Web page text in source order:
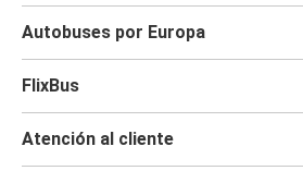
Autobuses por Europa
FlixBus
Atención al cliente